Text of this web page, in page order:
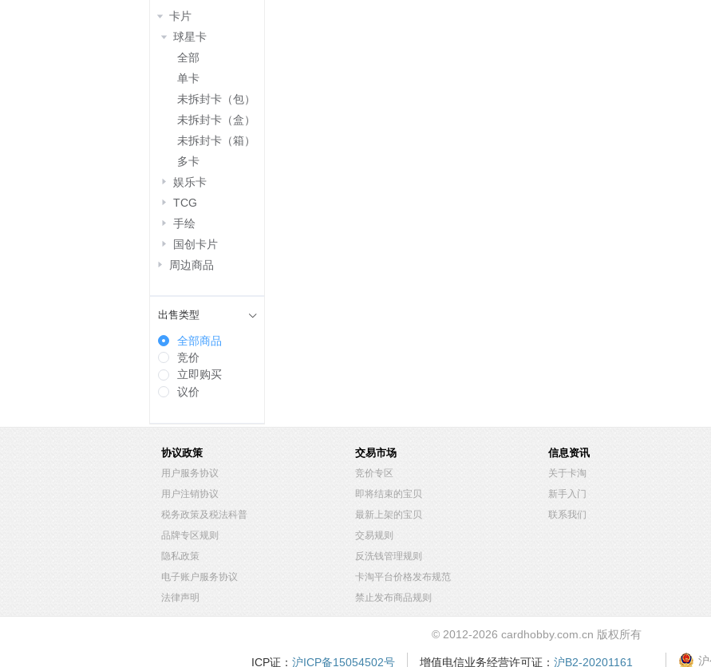
卡片
球星卡
全部
单卡
未拆封卡（包）
未拆封卡（盒）
未拆封卡（箱）
多卡
娱乐卡
TCG
手绘
国创卡片
周边商品
出售类型
全部商品
竞价
立即购买
议价
协议政策
用户服务协议
用户注销协议
税务政策及税法科普
品牌专区规则
隐私政策
电子账户服务协议
法律声明
交易市场
竞价专区
即将结束的宝贝
最新上架的宝贝
交易规则
反洗钱管理规则
卡淘平台价格发布规范
禁止发布商品规则
信息资讯
关于卡淘
新手入门
联系我们
© 2012-2026 cardhobby.com.cn 版权所有
ICP证：沪ICP备15054502号 增值电信业务经营许可证：沪B2-20201161